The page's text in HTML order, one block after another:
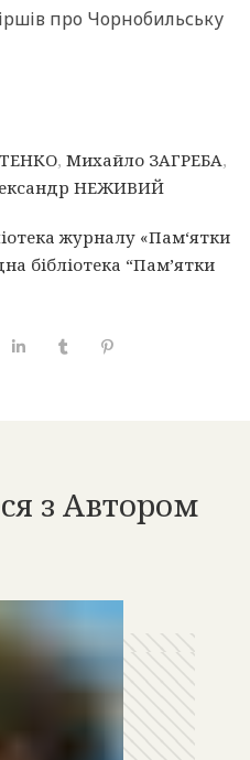
про Чорнобильську
, Михайло ЗАГРЕБА,
НЕЖИВИЙ
журналу «Пам‘ятки
бібліотека “Пам’ятки
з Автором